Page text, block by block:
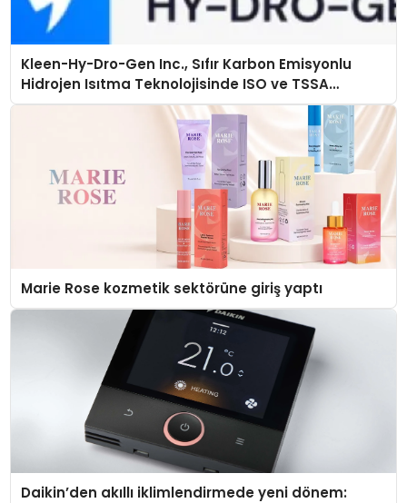
Kleen-Hy-Dro-Gen Inc., Sıfır Karbon Emisyonlu
Hidrojen Isıtma Teknolojisinde ISO ve TSSA
Düzenleyici Onaylarını Aldı
Marie Rose kozmetik sektörüne giriş yaptı
Daikin’den akıllı iklimlendirmede yeni dönem: